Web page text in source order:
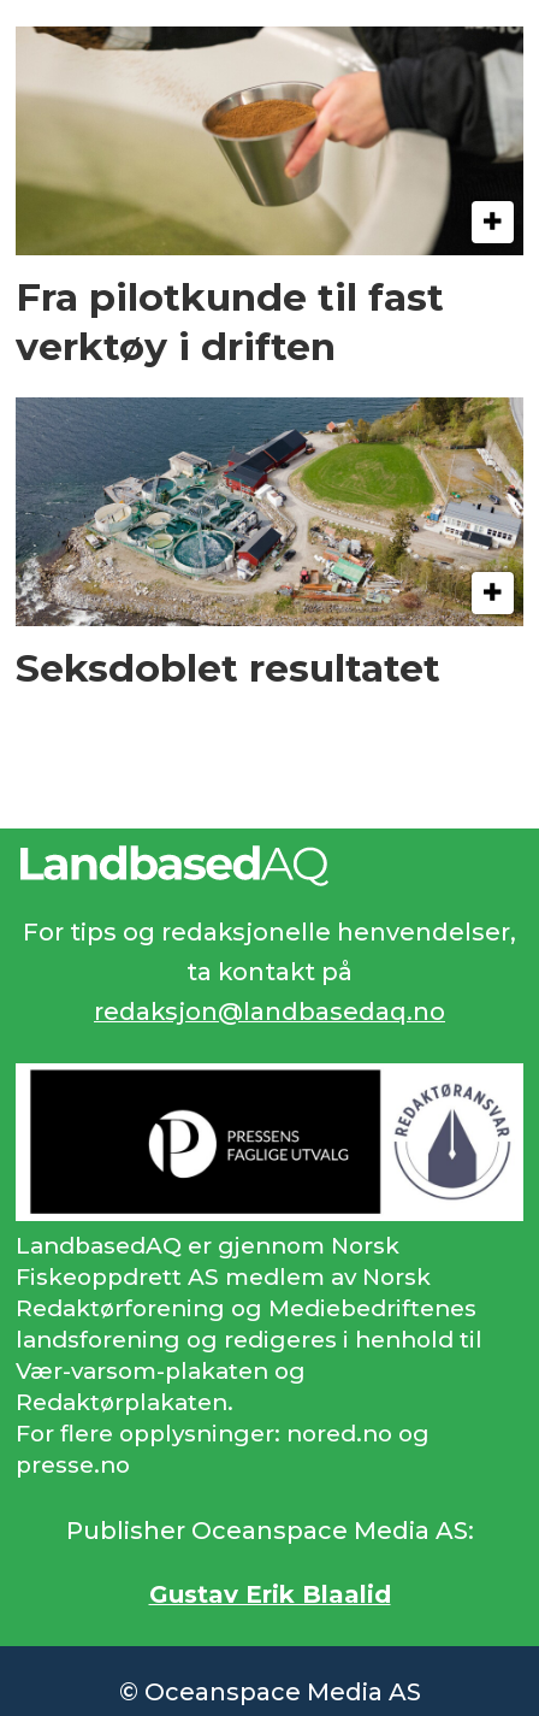
Fra pilotkunde til fast
verktøy i driften
Seksdoblet resultatet
For tips og redaksjonelle henvendelser,
ta kontakt på
redaksjon@landbasedaq.no
LandbasedAQ er gjennom Norsk
Fiskeoppdrett AS medlem av Norsk
Redaktørforening og Mediebedriftenes
landsforening og redigeres i henhold til
Vær-varsom-plakaten og
Redaktørplakaten.
For flere opplysninger: nored.no og
presse.no
Publisher Oceanspace Media AS:
Gustav Erik Blaalid
© Oceanspace Media AS